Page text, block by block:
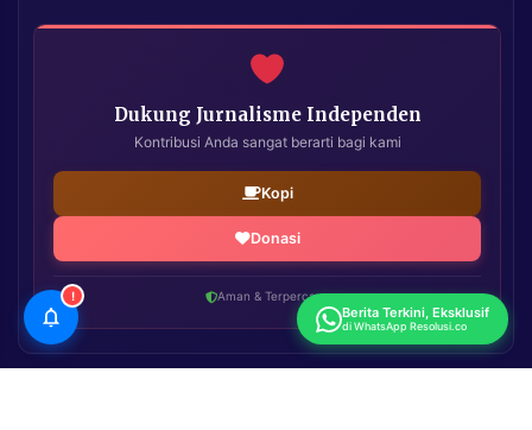
Dukung Jurnalisme Independen
Kontribusi Anda sangat berarti bagi kami
Kopi
Donasi
Aman & Terpercaya
!
Berita Terkini, Eksklusif
di WhatsApp Resolusi.co